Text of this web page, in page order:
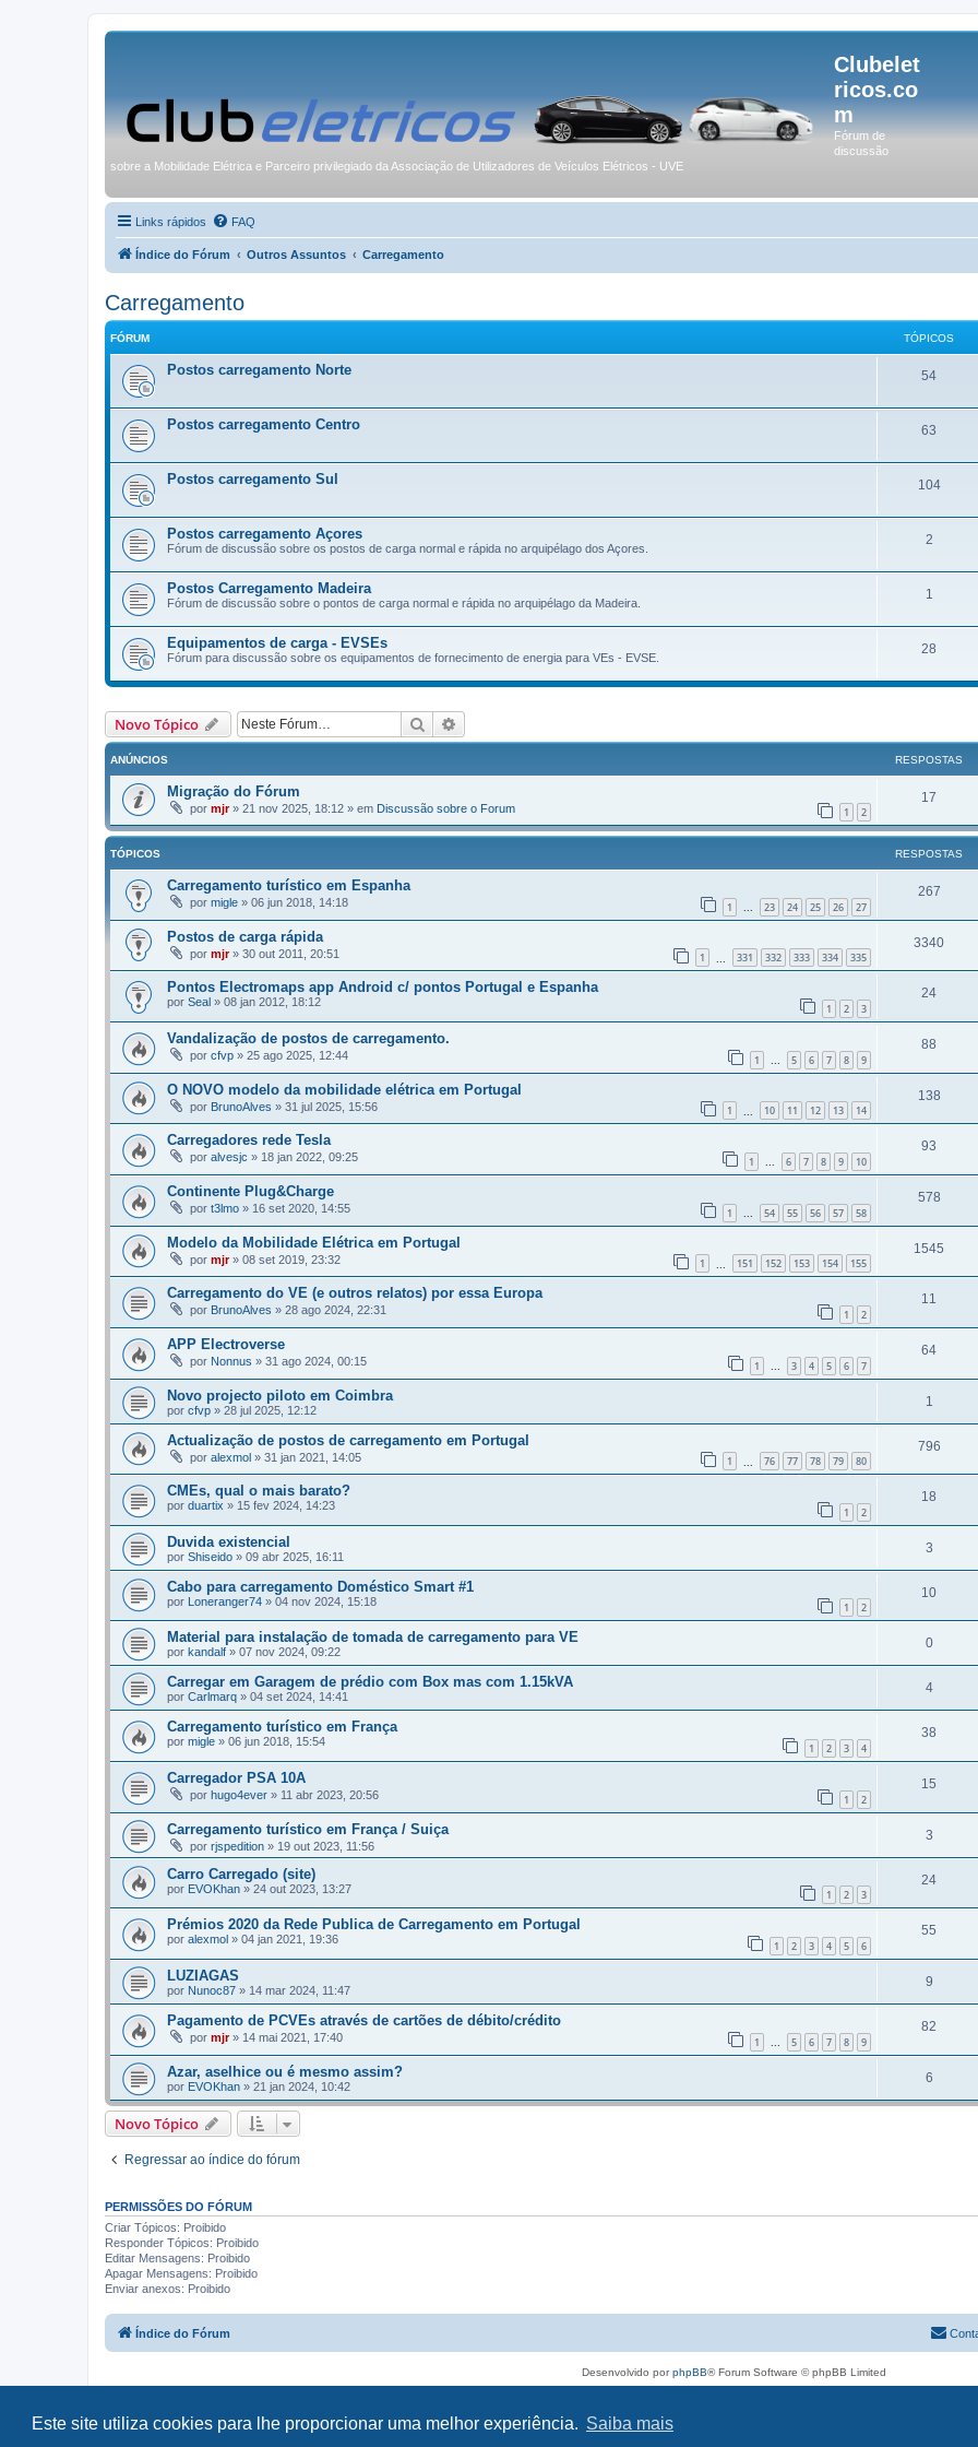
Este site utiliza cookies para lhe proporcionar uma melhor experiência. Saiba mais
Clubelet
ricos.co
m
Fórum de
discussão
sobre a Mobilidade Elétrica e Parceiro privilegiado da Associação de Utilizadores de Veículos Elétricos - UVE
Links rápidos FAQ
Índice do Fórum Outros Assuntos Carregamento
Carregamento
FÓRUM TÓPICOS
Postos carregamento Norte 54
Postos carregamento Centro 63
Postos carregamento Sul 104
Postos carregamento Açores
Fórum de discussão sobre os postos de carga normal e rápida no arquipélago dos Açores.
2
Postos Carregamento Madeira
Fórum de discussão sobre o pontos de carga normal e rápida no arquipélago da Madeira.
1
Equipamentos de carga - EVSEs
Fórum para discussão sobre os equipamentos de fornecimento de energia para VEs - EVSE.
28
Novo Tópico Pesquisar
ANÚNCIOS RESPOSTAS
Migração do Fórum
por mjr» 21 nov 2025, 18:12 » em Discussão sobre o Forum 1 2
17
TÓPICOS RESPOSTAS
Carregamento turístico em Espanha
por migle » 06 jun 2018, 14:18 1 ... 23 24 25 26 27
267
Postos de carga rápida
por mjr» 30 out 2011, 20:51 1 331 332 333 334 335
3340
Pontos Electromaps app Android c/ pontos Portugal e Espanha
por Seal » 08 jan 2012, 18:12 1 2 3
24
Vandalização de postos de carregamento.
por cfvp » 25 ago 2025, 12:44 1 ... 5 6 7 8 9
88
O NOVO modelo da mobilidade elétrica em Portugal
por BrunoAlves » 31 jul 2025, 15:56 1 10 11 12 13 14
138
Carregadores rede Tesla
por alvesjc » 18 jan 2022, 09:25 1 ... 6 7 8 9 10
93
Continente Plug&Charge
por t3lmo » 16 set 2020, 14:55 1 ... 54 55 56 57 58
578
Modelo da Mobilidade Elétrica em Portugal
por mjr» 08 set 2019, 23:32 1 151 152 153 154 155
1545
Carregamento do VE (e outros relatos) por essa Europa
por BrunoAlves » 28 ago 2024, 22:31 1 2
11
APP Electroverse
por Nonnus » 31 ago 2024, 00:15 1 ... 3 4 5 6 7
64
Novo projecto piloto em Coimbra
por cfvp » 28 jul 2025, 12:12
1
Actualização de postos de carregamento em Portugal
por alexmol » 31 jan 2021, 14:05 1 76 77 78 79 80
796
CMEs, qual o mais barato?
por duartix » 15 fev 2024, 14:23 1 2
18
Duvida existencial
por Shiseido » 09 abr 2025, 16:11
3
Cabo para carregamento Doméstico Smart #1
por Loneranger74 » 04 nov 2024, 15:18 1 2
10
Material para instalação de tomada de carregamento para VE
por kandalf » 07 nov 2024, 09:22
0
Carregar em Garagem de prédio com Box mas com 1.15kVA
por Carlmarq » 04 set 2024, 14:41
4
Carregamento turístico em França
por migle » 06 jun 2018, 15:54 1 2 3 4
38
Carregador PSA 10A
por hugo4ever » 11 abr 2023, 20:56 1 2
15
Carregamento turístico em França / Suiça
por rjspedition » 19 out 2023, 11:56
3
Carro Carregado (site)
por EVOKhan » 24 out 2023, 13:27 1 2 3
24
Prémios 2020 da Rede Publica de Carregamento em Portugal
por alexmol » 04 jan 2021, 19:36 1 2 3 4 5 6
55
LUZIAGAS
por Nunoc87 » 14 mar 2024, 11:47
9
Pagamento de PCVEs através de cartões de débito/crédito
por mjr» 14 mai 2021, 17:40 1 ... 5 6 7 8 9
82
Azar, aselhice ou é mesmo assim?
por EVOKhan » 21 jan 2024, 10:42
6
Novo Tópico
Regressar ao índice do fórum
PERMISSÕES DO FÓRUM
Criar Tópicos: Proibido
Responder Tópicos: Proibido
Editar Mensagens: Proibido
Apagar Mensagens: Proibido
Enviar anexos: Proibido
Índice do Fórum
Desenvolvido porphpBB® Forum Software © phpBB Limited